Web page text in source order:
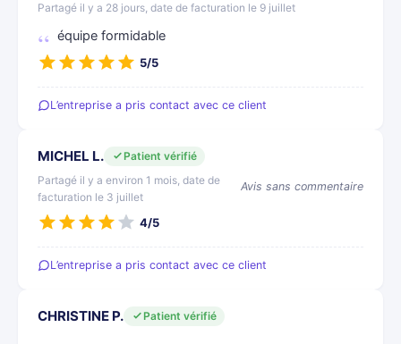
Partagé il y a 28 jours, date de facturation le 9 juillet
équipe formidable
5/5
L’entreprise a pris contact avec ce client
MICHEL L.
Patient vérifié
Partagé il y a environ 1 mois, date de
facturation le 3 juillet
Avis sans commentaire
4/5
L’entreprise a pris contact avec ce client
CHRISTINE P. Patient vérifié